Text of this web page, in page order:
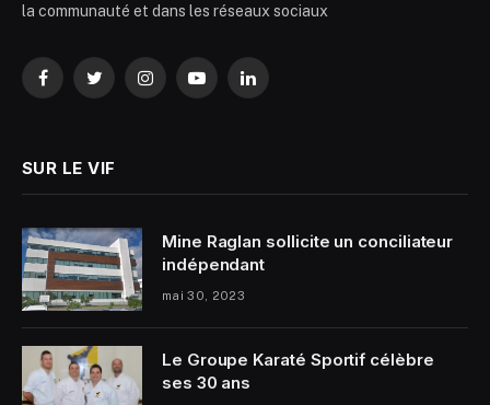
la communauté et dans les réseaux sociaux
FacebookTwitterInstagramYouTubeLinkedIn
SUR LE VIF
Mine Raglan sollicite un conciliateur
indépendant
mai 30, 2023
Le Groupe Karaté Sportif célèbre
ses 30 ans